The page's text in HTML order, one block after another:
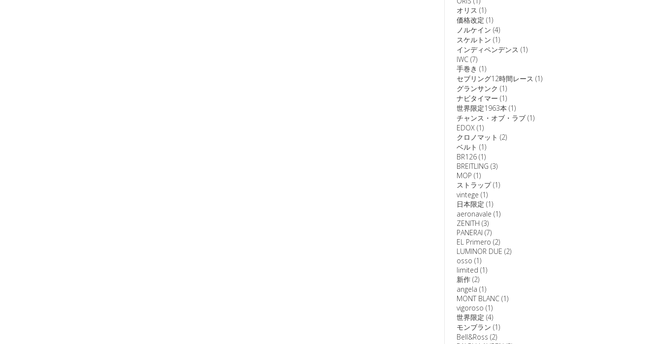
オリス (1)
価格改定 (1)
ノルケイン (4)
スケルトン (1)
インディペンデンス (1)
IWC (7)
手巻き (1)
セブリング12時間レース (1)
グランサンク (1)
ナビタイマー (1)
世界限定1963本 (1)
チャンス・オブ・ラブ (1)
EDOX (1)
クロノマット (2)
ベルト (1)
BR126 (1)
BREITLING (3)
MOP (1)
ストラップ(1)
vintege (1)
日本限定 (1)
aeronavale (1)
ZENITH (3)
PANERAI (7)
EL Primero (2)
LUMINOR DUE (2)
osso (1)
limited (1)
新作 (2)
angela (1)
MONT BLANC (1)
vigoroso (1)
世界限定 (4)
モンブラン (1)
Bell&Ross (2)